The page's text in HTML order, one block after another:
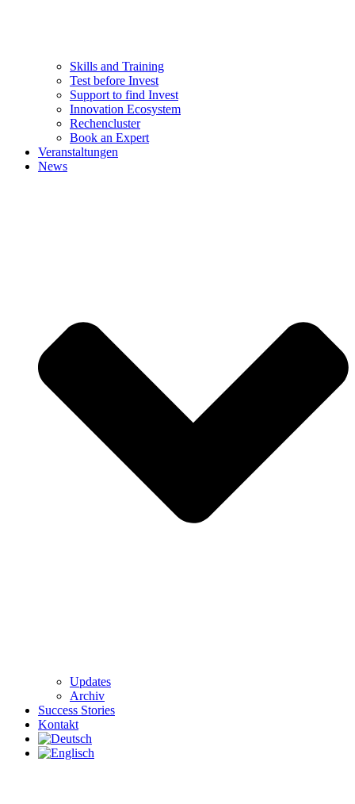
Skills and Training
Test before Invest
Support to find Invest
Innovation Ecosystem
Rechencluster​
Book an Expert
Veranstaltungen
News
Updates
Archiv
Success Stories
Kontakt